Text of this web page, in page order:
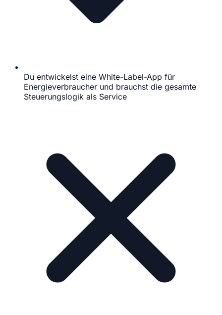
Du entwickelst eine White-Label-App für
Energieverbraucher und brauchst die gesamte
Steuerungslogik als Service